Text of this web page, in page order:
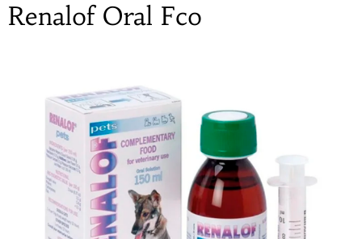
Renalof Oral Fco